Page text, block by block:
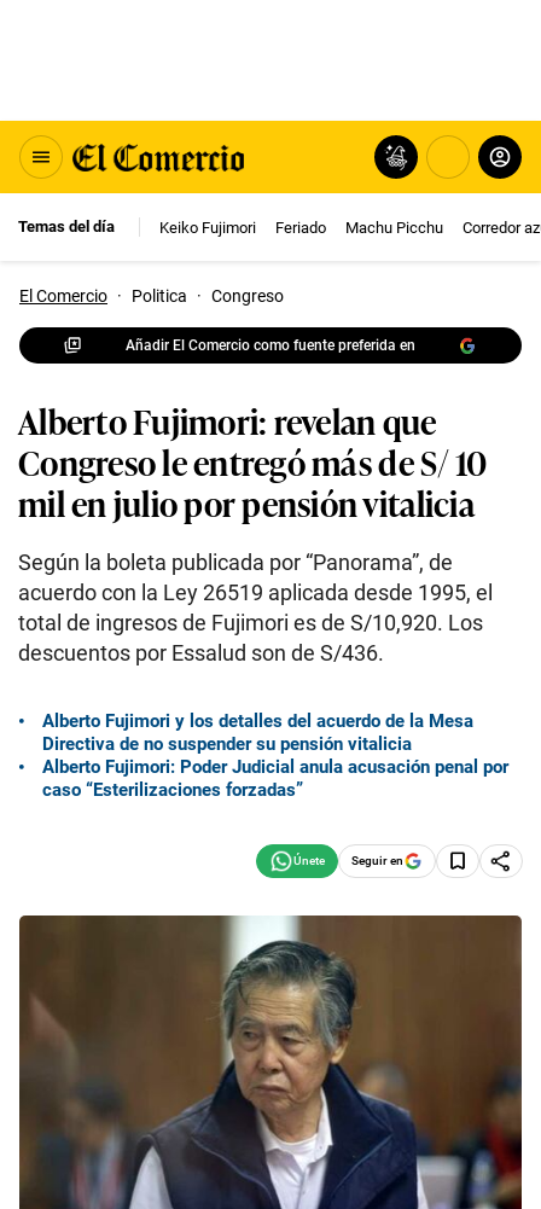
Temas del día Keiko Fujimori Feriado Machu Picchu Corredor
El Comercio · Politica · Congreso
Añadir El Comercio como fuente preferida en
Alberto Fujimori: revelan que
Congreso le entregó más de S/ 10
mil en julio por pensión vitalicia
Según la boleta publicada por “Panorama”, de
acuerdo con la Ley 26519 aplicada desde 1995, el
total de ingresos de Fujimori es de S/10,920. Los
descuentos por Essalud son de S/436.
Alberto Fujimori y los detalles del acuerdo de la Mesa
Directiva de no suspender su pensión vitalicia
Alberto Fujimori: Poder Judicial anula acusación penal por
caso “Esterilizaciones forzadas”
Seguir en